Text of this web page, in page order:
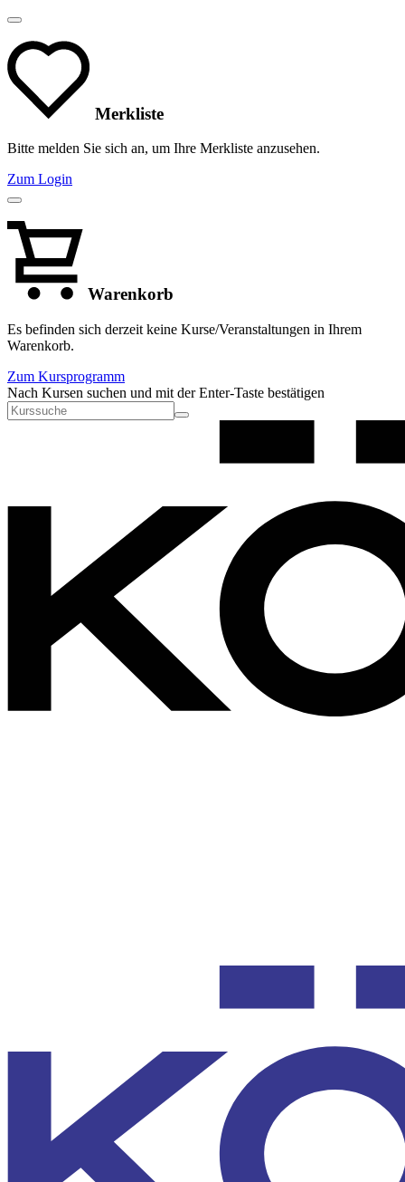
Merkliste
Bitte melden Sie sich an, um Ihre Merkliste anzusehen.
Zum Login
Warenkorb
Es befinden sich derzeit keine Kurse/Veranstaltungen in Ihrem
Warenkorb.
Zum Kursprogramm
Nach Kursen suchen und mit der Enter-Taste bestätigen